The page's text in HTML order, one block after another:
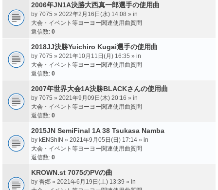
2006年JN1A決勝大西真一郎選手の使用曲
by 7075 » 2022年2月16日(水) 14:08 » in
大会・イベント等ヨーヨー関連使用曲質問
返信数: 0
2018JJ決勝Yuichiro Kugai選手の使用曲
by 7075 » 2021年10月11日(月) 16:35 » in
大会・イベント等ヨーヨー関連使用曲質問
返信数: 0
2007年世界大会1A決勝BLACKさんの使用曲
by 7075 » 2021年9月09日(木) 20:16 » in
大会・イベント等ヨーヨー関連使用曲質問
返信数: 0
2015JN SemiFinal 1A 38 Tsukasa Namba
by kENShIN » 2021年9月05日(日) 17:14 » in
大会・イベント等ヨーヨー関連使用曲質問
返信数: 0
KROWN.st 7075のPVの曲
by 吾郷 » 2021年6月19日(土) 13:39 » in